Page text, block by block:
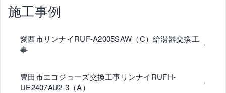
施工事例
愛西市リンナイRUF-A2005SAW（C）給湯器交換工
事
豊田市エコジョーズ交換工事リンナイRUFH-
UE2407AU2-3（A）